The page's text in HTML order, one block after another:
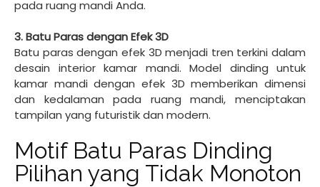
pada ruang mandi Anda.
3. Batu Paras dengan Efek 3D
Batu paras dengan efek 3D menjadi tren terkini dalam
desain interior kamar mandi. Model dinding untuk
kamar mandi dengan efek 3D memberikan dimensi
dan kedalaman pada ruang mandi, menciptakan
tampilan yang futuristik dan modern.
Motif Batu Paras Dinding
Pilihan yang Tidak Monoton